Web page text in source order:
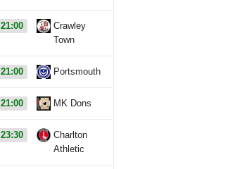
21:00
Crawley
Town
21:00 Portsmouth
21:00 MK Dons
23:30
Charlton
Athletic